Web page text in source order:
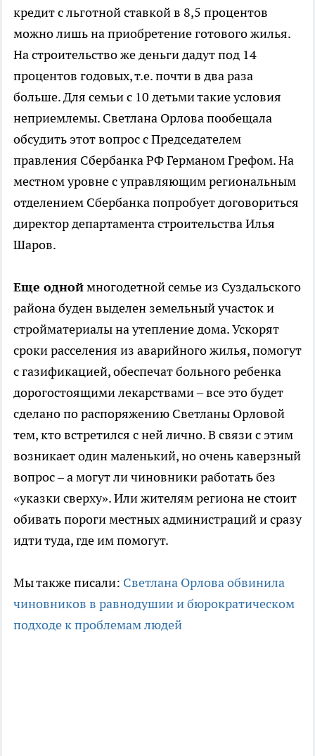
кредит с льготной ставкой в 8,5 процентов
можно лишь на приобретение готового жилья.
На строительство же деньги дадут под 14
процентов годовых, т.е. почти в два раза
больше. Для семьи с 10 детьми такие условия
неприемлемы. Светлана Орлова пообещала
обсудить этот вопрос с Председателем
правления Сбербанка РФ Германом Грефом. На
местном уровне с управляющим региональным
отделением Сбербанка попробует договориться
директор департамента строительства Илья
Шаров.
Еще одноймногодетной семье из Суздальского
района буден выделен земельный участок и
стройматериалы на утепление дома. Ускорят
сроки расселения из аварийного жилья, помогут
с газификацией, обеспечат больного ребенка
дорогостоящими лекарствами – все это будет
сделано по распоряжению Светланы Орловой
тем, кто встретился с ней лично. В связи с этим
возникает один маленький, но очень каверзный
вопрос – а могут ли чиновники работать без
«указки сверху». Или жителям региона не стоит
обивать пороги местных администраций и сразу
идти туда, где им помогут.
Мы также писали: Светлана Орлова обвинила
чиновников в равнодушии и бюрократическом
подходе к проблемам людей